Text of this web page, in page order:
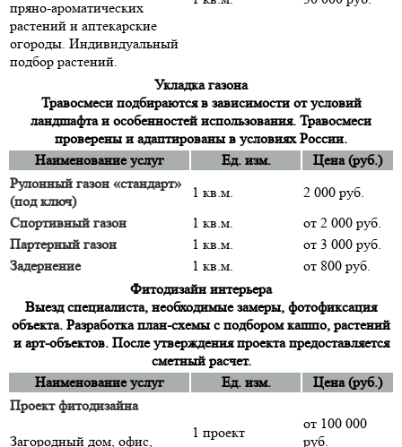
пряно-ароматических
растений и аптекарские
огороды. Индивидуальный
подбор растений.
Укладка газона
Травосмеси подбираются в зависимости от условий
ландшафта и особенностей использования. Травосмеси
проверены и адаптированы в условиях России.
Наименование услуг
Ед. изм.
Цена (руб.)
Рулонный газон «стандарт»
(под ключ)
1 кв.м.
2 000 руб.
Спортивный газон
1 кв.м.
от 2 000 руб.
Партерный газон
1 кв.м.
от 3 000 руб.
Задернение
1 кв.м.
от 800 руб.
Фитодизайн интерьера
Выезд специалиста, необходимые замеры, фотофиксация
объекта. Разработка план-схемы с подбором кашпо, растений
и арт-объектов. После утверждения проекта предоставляется
сметный расчет.
Наименование услуг
Ед. изм.
Цена (руб.)
Проект фитодизайна
Загородный дом, офис,
1 проект
от 100 000
руб.